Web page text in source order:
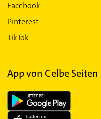
Facebook
Pinterest
TikTok
App von Gelbe Seiten